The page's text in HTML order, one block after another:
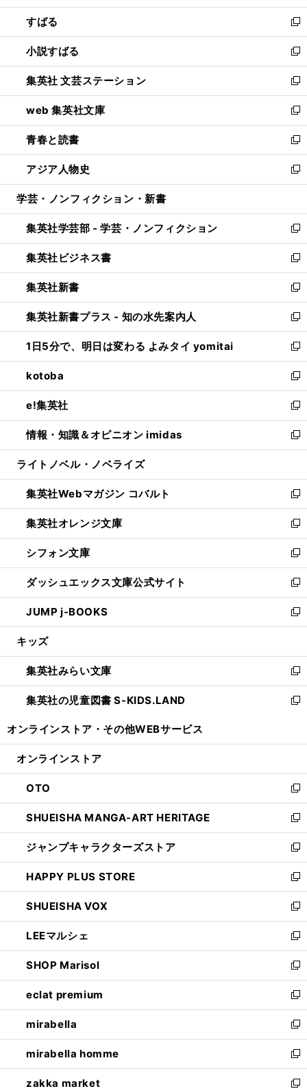
開
く
ウ
で
開
く
ン
ド
ウ
で
開
く
すばる
新
し
い
ウ
ィ
ン
ド
ウ
で
開
く
小説すばる
新
し
い
ウ
ィ
ン
ド
ウ
で
開
集英社 文芸ステーション
新
し
い
ウ
ィ
ン
ド
ウ
開
く
web 集英社文庫
新
し
い
ウ
ィ
ン
ウ
で
開
く
青春と読書
新
し
い
ウ
ン
ド
ウ
で
開
く
アジア人物史
新
し
ウ
ィ
ン
ド
ウ
で
開
く
学芸・ノンフィクション・新書
集英社学芸部 - 学芸・ノンフィクション
新
し
い
ウ
ィ
ン
ド
ウ
で
開
く
集英社ビジネス書
新
し
い
ウ
ィ
ン
ド
ウ
で
開
く
集英社新書
新
し
い
ウ
ィ
ン
ド
ウ
で
開
く
集英社新書プラス - 知の水先案内人
新
し
い
ウ
ィ
ン
ド
ウ
で
開
1日5分で、明日は変わる よみタイ yomitai
新
し
い
ウ
ィ
ン
ド
ウ
開
く
kotoba
新
し
い
ウ
ィ
ン
ウ
で
開
く
e!集英社
新
し
い
ウ
ン
ド
ウ
で
開
く
情報・知識＆オピニオン imidas
新
し
ウ
ィ
ン
ド
ウ
で
開
く
ライトノベル・ノベライズ
集英社Webマガジン コバルト
新
し
い
ウ
ィ
ン
ド
ウ
で
開
集英社オレンジ文庫
新
し
い
ウ
ィ
ン
ド
ウ
開
く
シフォン文庫
新
し
い
ウ
ィ
ン
ウ
で
開
く
ダッシュエックス文庫公式サイト
新
し
い
ウ
ン
ド
ウ
で
JUMP j-BOOKS
新
し
ウ
ィ
ン
ド
開
キッズ
集英社みらい文庫
新
し
い
ン
ウ
で
開
く
集英社の児童図書 S-KIDS.LAND
新
ウ
ン
ド
ウ
で
開
く
オンラインストア・ その他WEBサービス
オンラインストア
OTO
新
し
い
ウ
ィ
ン
ド
ウ
で
開
く
SHUEISHA MANGA-ART HERITAGE
新
し
い
ウ
ィ
ン
ド
ウ
で
開
く
ジャンプキャラクターズストア
新
し
い
ウ
ィ
ン
ド
ウ
で
開
く
HAPPY PLUS STORE
新
し
い
ウ
ィ
ン
ド
ウ
で
開
く
SHUEISHA VOX
新
し
い
ウ
ィ
ン
ド
ウ
で
開
く
LEEマルシェ
新
し
い
ウ
ィ
ン
ド
ウ
で
開
く
SHOP Marisol
新
し
い
ウ
ィ
ン
ド
ウ
で
eclat premium
新
し
い
ウ
ィ
ン
ド
mirabella
新
し
い
ウ
ィ
mirabella homme
新
し
い
zakka market 新